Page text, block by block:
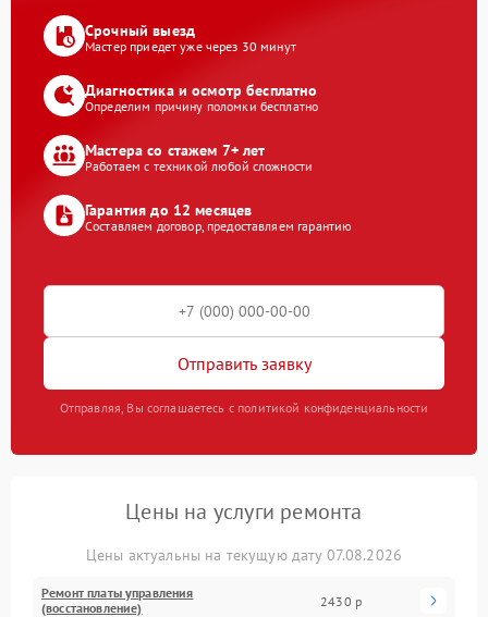
Срочный выезд
Мастер приедет уже через 30 минут
Диагностика и осмотр бесплатно
Определим причину поломки бесплатно
Мастера со стажем 7+ лет
Работаем с техникой любой сложности
Гарантия до 12 месяцев
Составляем договор, предоставляем гарантию
Отправить заявку
Отправляя, Вы соглашаетесь с политикой конфиденциальности
Цены на услуги ремонта
Цены актуальны на текущую дату 07.08.2026
Ремонт платы управления
(восстановление)
2430 р